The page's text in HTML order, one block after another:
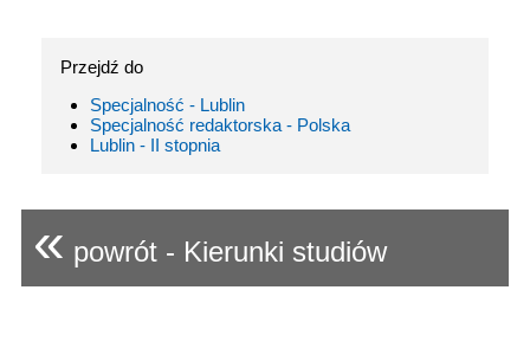
Przejdź do
Specjalność - Lublin
Specjalność redaktorska - Polska
Lublin - II stopnia
« powrót - Kierunki studiów